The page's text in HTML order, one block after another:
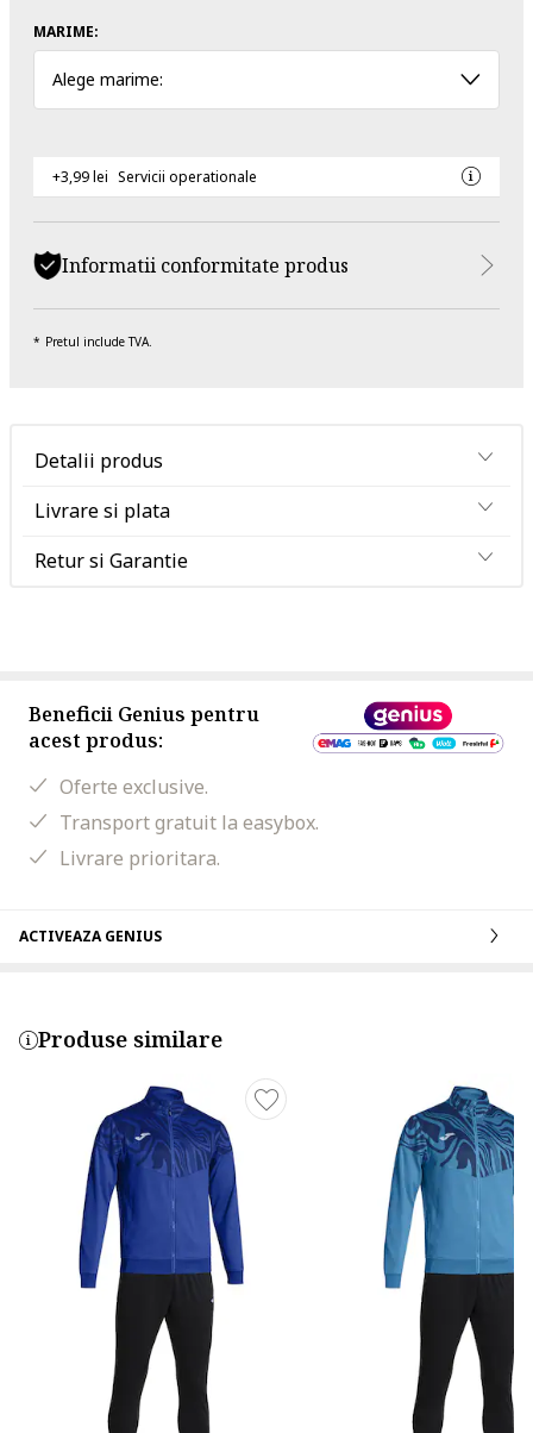
MARIME:
Alege marime:
+3,99 lei Servicii operationale
Informatii conformitate produs
Pretul include TVA.
Detalii produs
Livrare si plata
Retur si Garantie
Beneficii Genius pentru
acest produs:
Oferte exclusive.
Transport gratuit la easybox.
Livrare prioritara.
ACTIVEAZA GENIUS
Produse similare